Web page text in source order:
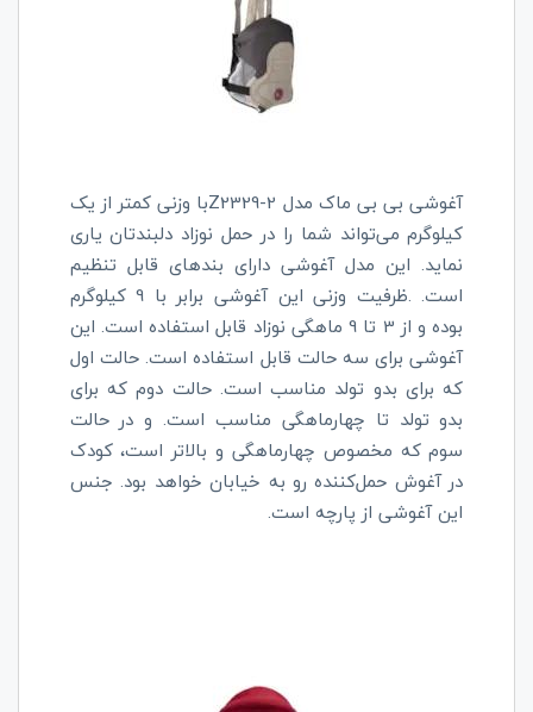
آغوشی بی بی ماک مدل
با وزنی کمتر از یک
کیلوگرم می‌تواند شما را در حمل نوزاد دلبندتان یاری
نماید. این مدل آغوشی دارای بندهای قابل تنظیم
است. .ظرفیت وزنی این آغوشی برابر با 9 کیلوگرم
بوده و از 3 تا 9 ماهگی نوزاد قابل استفاده است
. این
آغوشی برای سه حالت قابل استفاده است. حالت اول
که برای بدو تولد مناسب است. حالت دوم که برای
بدو تولد تا چهارماهگی مناسب است. و در حالت
سوم که مخصوص چهارماهگی و بالاتر است، کودک
در آغوش حمل‌کننده رو به خیابان خواهد بود. جنس
این آغوشی از پارچه است.